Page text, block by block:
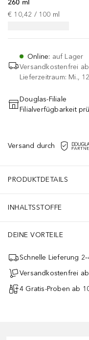
260 ml
€ 10,42 / 100 ml
Online: auf Lager
Versandkostenfrei ab
Lieferzeitraum: Mi.,
IN
Douglas-Filiale
Filialverfügbarkeit
Versand durch
PRODUKTDETAILS
INHALTSSTOFFE
DEINE VORTEILE
Schnelle Lieferung
Versandkostenfrei
4 Gratis-Proben ab